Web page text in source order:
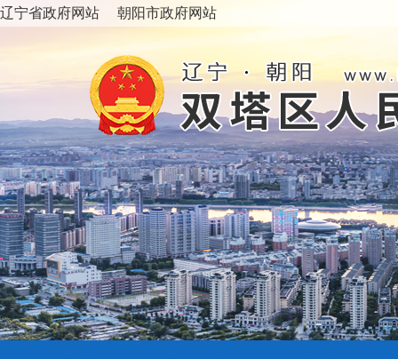
辽宁省政府网站 朝阳市政府网站